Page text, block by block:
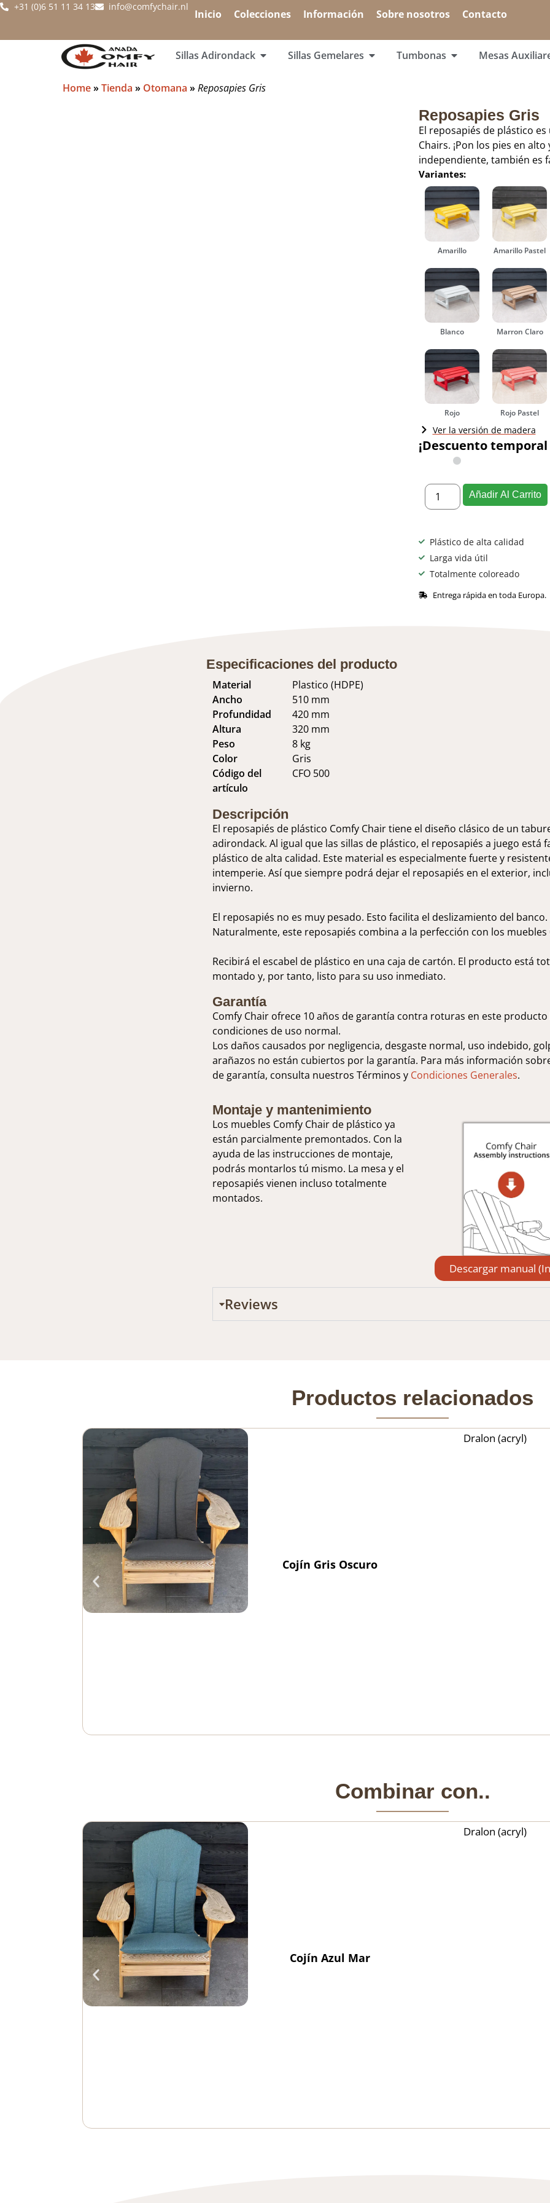
+31 (0)6 51 11 34 13 info@comfychair.nl
Inicio Colecciones Información Sobre nosotros Contacto
Sillas Adirondack Sillas Gemelares Tumbonas Mesas
Home»Tienda » Otomana »Reposapies Gris
Reposapies Gris
El reposapiés de plástico
Chairs. ¡Pon los pies en
independiente, también es
Variantes:
Amarillo Amarillo Pastel
Blanco Marron Claro
Rojo Rojo Pastel
Ver la versión de madera
¡Descuento temporal
Añadir Al Carrito
Plástico de alta calidad
Larga vida útil
Totalmente coloreado
Entrega rápida en toda Europa.
Especificaciones del producto
Material
Ancho
Profundidad
Altura
Peso
Color
Código del
artículo
Plastico (HDPE)
510 mm
420 mm
320 mm
8 kg
Gris
CFO 500
Descripción
El reposapiés de plástico Comfy Chair tiene el diseño clásico de un
adirondack. Al igual que las sillas de plástico, el reposapiés a juego está
plástico de alta calidad. Este material es especialmente fuerte y
intemperie. Así que siempre podrá dejar el reposapiés en el exterior,
invierno.
El reposapiés no es muy pesado. Esto facilita el deslizamiento del banco.
Naturalmente, este reposapiés combina a la perfección con los muebles
Recibirá el escabel de plástico en una caja de cartón. El producto está
montado y, por tanto, listo para su uso inmediato.
Garantía
Comfy Chair ofrece 10 años de garantía contra roturas en este producto
condiciones de uso normal.
Los daños causados por negligencia, desgaste normal, uso indebido,
arañazos no están cubiertos por la garantía. Para más información
de garantía, consulta nuestros Términos y Condiciones Generales.
Montaje y mantenimiento
Los muebles Comfy Chair de plástico ya
están parcialmente premontados. Con la
ayuda de las instrucciones de montaje,
podrás montarlos tú mismo. La mesa y el
reposapiés vienen incluso totalmente
montados.
Descargar manual
Reviews
Productos relacionados
Cojín Gris Oscuro
Dralon (acryl)
Combinar con..
Cojín Azul Mar
Dralon (acryl)